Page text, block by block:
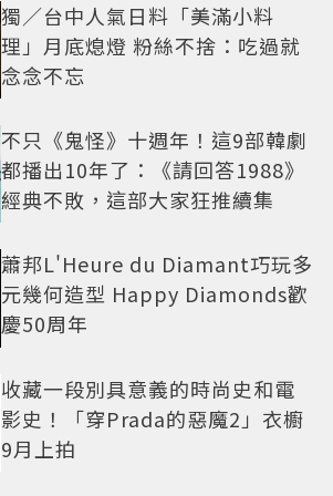
獨／台中人氣日料「美滿小料
理」月底熄燈 粉絲不捨：吃過就
念念不忘
不只《鬼怪》十週年！這9部韓劇
都播出10年了：《請回答1988》
經典不敗，這部大家狂推續集
蕭邦L'Heure du Diamant巧玩多
元幾何造型 Happy Diamonds歡
慶50周年
收藏一段別具意義的時尚史和電
影史！「穿Prada的惡魔2」衣櫥
9月上拍